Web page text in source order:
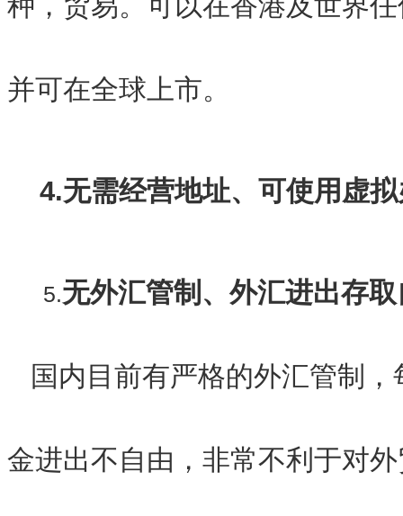
并可在全球上市。
4.无需经营地址、可使用虚
5.无外汇管制、外汇进出存
国内目前有严格的外汇管制
金进出不自由，非常不利于对